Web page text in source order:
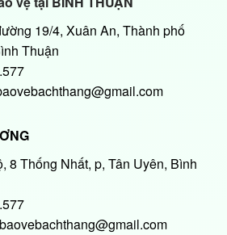
19/4, Xuân An, Thành phố
Thuận
8 Thống Nhất, p, Tân Uyên, Bình